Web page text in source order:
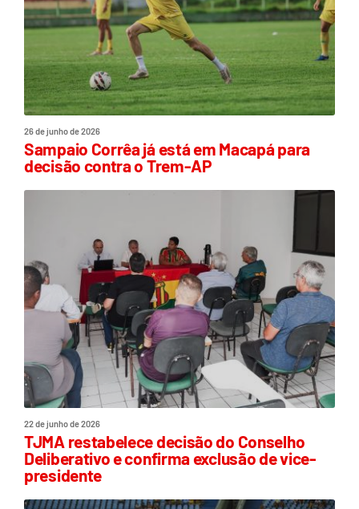
26 de junho de 2026
Sampaio Corrêa já está em Macapá para
decisão contra o Trem-AP
22 de junho de 2026
TJMA restabelece decisão do Conselho
Deliberativo e confirma exclusão de vice-
presidente